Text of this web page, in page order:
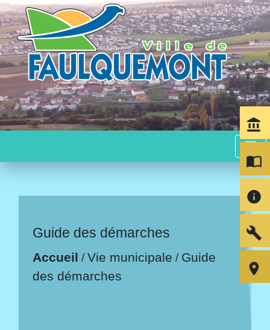
menu
Guide des démarches
Accueil /Vie municipale / Guide
des démarches
account_balance
import_contacts
info
build
room